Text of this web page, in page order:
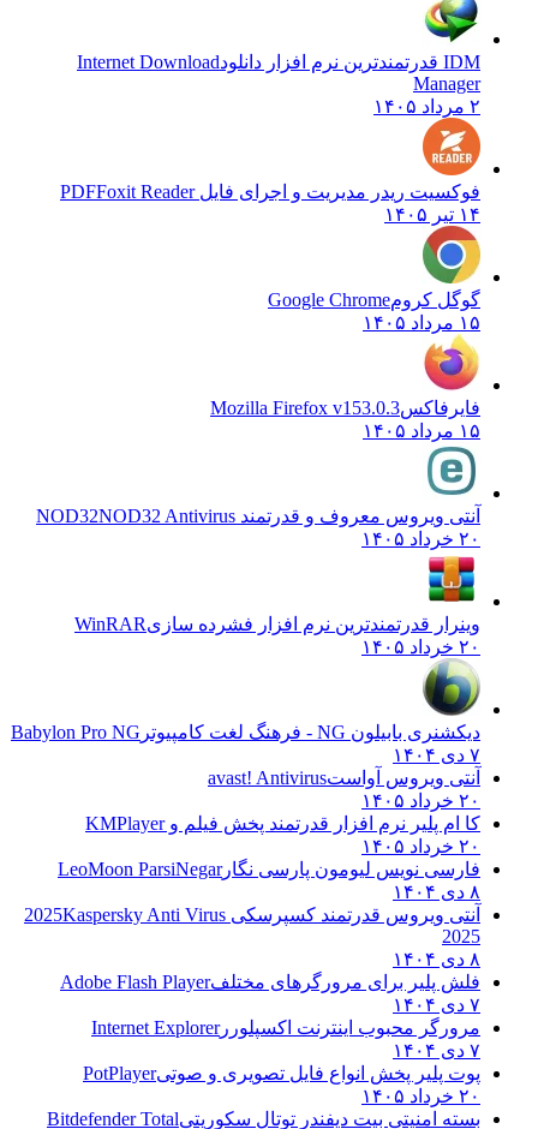
IDM قدرتمندترین نرم افزار دانلود
Internet Download
Manager
۲ مرداد ۱۴۰۵
فوکسیت ریدر مدیریت و اجرای فایل PDFFoxit Reader
۱۴ تیر ۱۴۰۵
گوگل کرومGoogle Chrome
۱۵ مرداد ۱۴۰۵
فایرفاکسMozilla Firefox v153.0.3
۱۵ مرداد ۱۴۰۵
آنتی ویروس معروف و قدرتمند NOD32 NOD32 Antivirus
۲۰ خرداد ۱۴۰۵
وینرار قدرتمندترین نرم افزار فشرده سازیWinRAR
۲۰ خرداد ۱۴۰۵
دیکشنری بابیلون NG - فرهنگ لغت کامپیوتر
Babylon Pro NG
۷ دی ۱۴۰۴
آنتی ویروس آواستavast! Antivirus
۲۰ خرداد ۱۴۰۵
کا ام پلیر نرم افزار قدرتمند پخش فیلم وKMPlayer
۲۰ خرداد ۱۴۰۵
فارسی نویس لیومون پارسی نگارLeoMoon ParsiNegar
۸ دی ۱۴۰۴
آنتی ویروس قدرتمند کسپرسکی 2025 Kaspersky Anti Virus
2025
۸ دی ۱۴۰۴
فلش پلیر برای مرورگرهای مختلفAdobe Flash Player
۷ دی ۱۴۰۴
مرورگر محبوب اینترنت اکسپلوررInternet Explorer
۷ دی ۱۴۰۴
پوت پلیر پخش انواع فایل تصویری و صوتیPotPlayer
۲۰ خرداد ۱۴۰۵
بسته امنیتی بیت دیفندر توتال سکوریتیBitdefender Total